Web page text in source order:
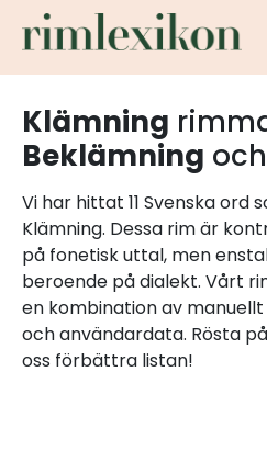
Klämning
Beklämning
Vi har hittat 11 Svenska ord
Klämning. Dessa rim är
på fonetisk uttal, men
beroende på dialekt. Vårt
en kombination av
och användardata. Rösta
oss förbättra listan!